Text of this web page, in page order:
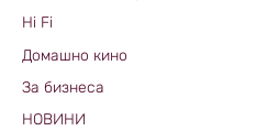
Hi Fi
Домашно кино
За бизнеса
НОВИНИ